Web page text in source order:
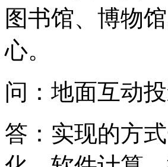
图书馆、博物
心。
问：地面互动
答：实现的方